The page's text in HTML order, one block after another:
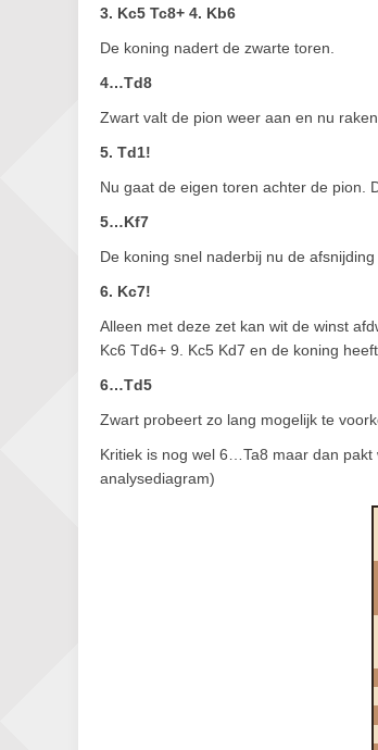
3. Kc5 Tc8+ 4. Kb6
De koning nadert de zwarte toren.
4…Td8
Zwart valt de pion weer aan en nu
5. Td1!
Nu gaat de eigen toren achter de pion.
5…Kf7
De koning snel naderbij nu de afsnijding
6. Kc7!
Alleen met deze zet kan wit de winst
Kc6 Td6+ 9. Kc5 Kd7 en de koning
6…Td5
Zwart probeert zo lang mogelijk te
Kritiek is nog wel 6…Ta8 maar dan
analysediagram)